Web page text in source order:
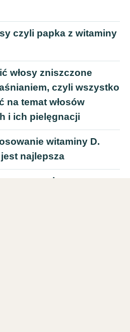
czyli papka z witaminy
włosy zniszczone
czyli wszystko
na temat włosów
i ich pielęgnacji
witaminy D.
najlepsza
– osocze